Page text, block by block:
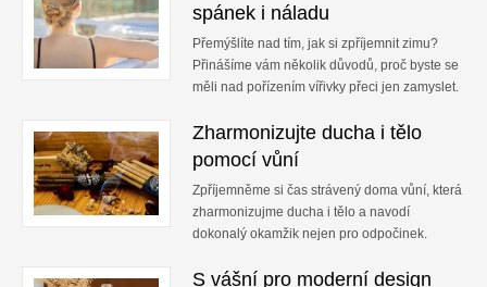
spánek i náladu
Přemýšlíte nad tím, jak si zpříjemnit zimu?
Přinášíme vám několik důvodů, proč byste se
měli nad pořízením vířivky přeci jen zamyslet.
Zharmonizujte ducha i tělo
pomocí vůní
Zpříjemněme si čas strávený doma vůní, která
zharmonizujme ducha i tělo a navodí
dokonalý okamžik nejen pro odpočinek.
S vášní pro moderní design